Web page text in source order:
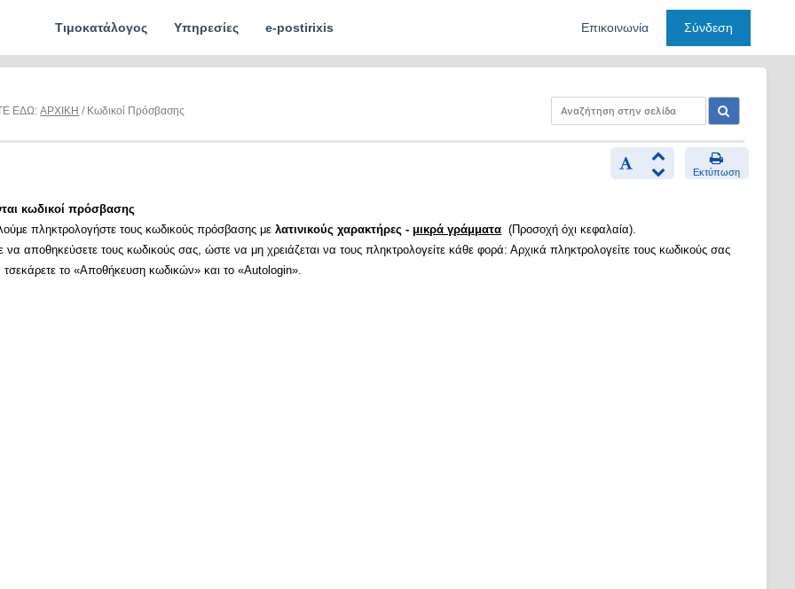
Τιμοκατάλογος Υπηρεσίες e-postirixis Επικοινωνία Σύνδεση
ΕΔΩ:ΑΡΧΙΚΗ / Κωδικοί Πρόσβασης
Εκτύπωση
κωδικοί πρόσβασης
πληκτρολογήστε τους κωδικούς πρόσβασης μελατινικούς χαρακτήρες - μικρά γράμματα (Προσοχή όχι κεφαλαία).
να αποθηκεύσετε τους κωδικούς σας, ώστε να μη χρειάζεται να τους πληκτρολογείτε κάθε φορά: Αρχικά πληκτρολογείτε τους κωδικούς σας
τσεκάρετε το «Αποθήκευση κωδικών» και το «Autologin».